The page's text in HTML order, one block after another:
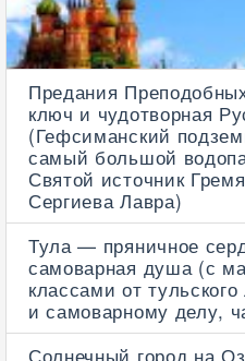
Предания
ключ и чудотворная
(Гефсиманский
самый большой
Святой источник
Сергиева Лавра)
Тула — пряничное
самоварная душа (с
классами от
и самоварному делу,
Солнечный город на